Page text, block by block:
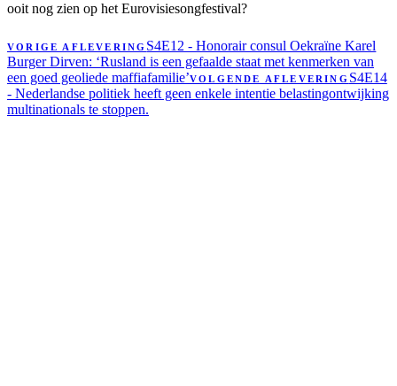
ooit nog zien op het Eurovisiesongfestival?
VORIGE AFLEVERING S4E12 - Honorair consul Oekraïne Karel
Burger Dirven: ‘Rusland is een gefaalde staat met kenmerken van
een goed geoliede maffiafamilie’VOLGENDE AFLEVERING S4E14
- Nederlandse politiek heeft geen enkele intentie belastingontwijking
multinationals te stoppen.